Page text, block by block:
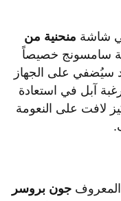
شاشة منحنية من
سامسونج خصيصاً
سيُضفي على الجهاز
آبل في استعادة
لافت على النعومة
المعروفجون بروسر